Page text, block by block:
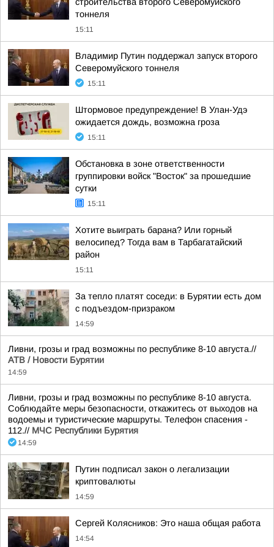
тоннеля
15:11
Владимир Путин поддержал запуск второго
Северомуйского тоннеля
15:11
Штормовое предупреждение! В Улан-Удэ
ожидается дождь, возможна гроза
15:11
Обстановка в зоне ответственности
группировки войск "Восток" за прошедшие
сутки
15:11
Хотите выиграть барана? Или горный
велосипед? Тогда вам в Тарбагатайский
район
15:11
За тепло платят соседи: в Бурятии есть дом
с подъездом-призраком
14:59
Ливни, грозы и град возможны по республике 8-10 августа.//
АТВ / Новости Бурятии
14:59
Ливни, грозы и град возможны по республике 8-10 августа.
Соблюдайте меры безопасности, откажитесь от выходов на
водоемы и туристические маршруты. Телефон спасения -
112.// МЧС Республики Бурятия
14:59
Путин подписал закон о легализации
криптовалюты
14:59
Сергей Колясников: Это наша общая работа
14:54